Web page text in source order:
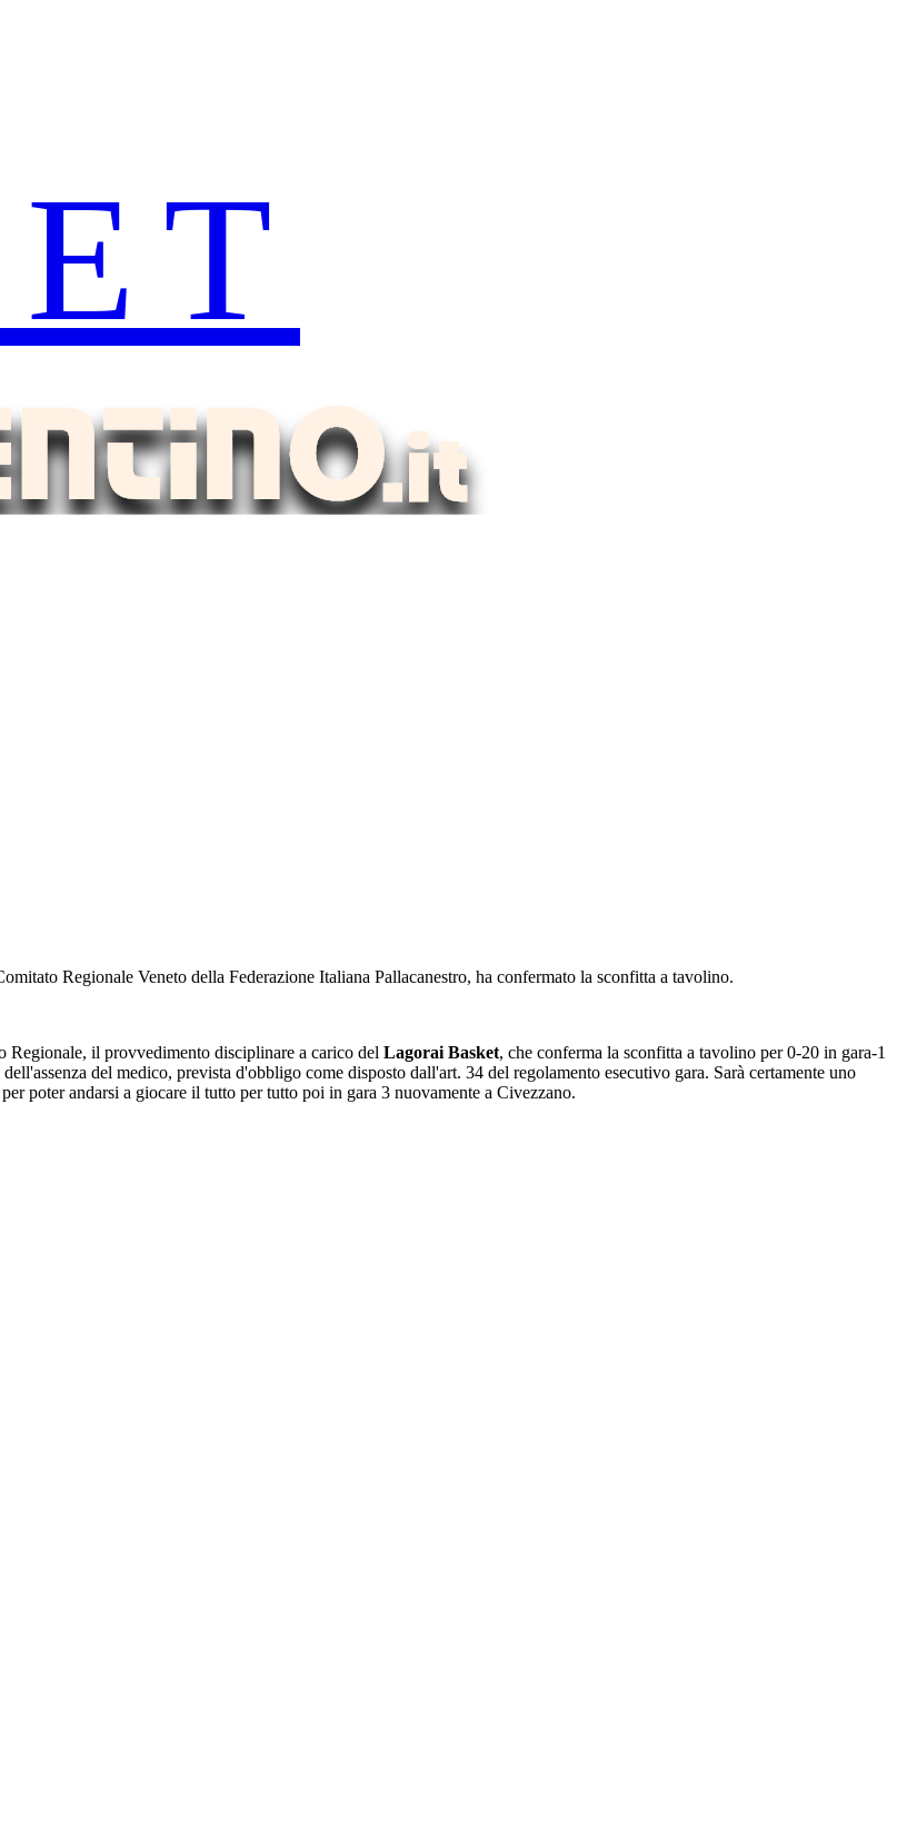
Regionale Veneto della Federazione Italiana Pallacanestro, ha confermato la sconfitta a tavolino.
il provvedimento disciplinare a carico del Lagorai Basket, che conferma la sconfitta a tavolino per 0-20 in gara-1
del medico, prevista d'obbligo come disposto dall'art. 34 del regolamento esecutivo gara. Sarà certamente uno
poter andarsi a giocare il tutto per tutto poi in gara 3 nuovamente a Civezzano.